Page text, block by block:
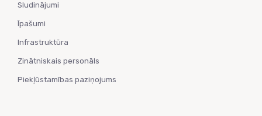
Sludinājumi
Īpašumi
Infrastruktūra
Zinātniskais personāls
Piekļūstamības paziņojums